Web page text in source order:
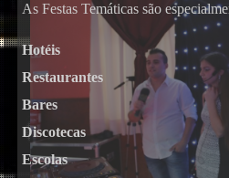
Karaoke
As Festas Temáticas são
Hotéis
Restaurantes
Bares
Discotecas
Escolas